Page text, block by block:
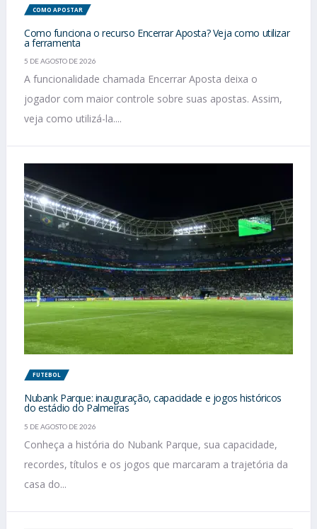
COMO APOSTAR
Como funciona o recurso Encerrar Aposta? Veja como utilizar
a ferramenta
5 DE AGOSTO DE 2026
A funcionalidade chamada Encerrar Aposta deixa o
jogador com maior controle sobre suas apostas. Assim,
veja como utilizá-la....
FUTEBOL
Nubank Parque: inauguração, capacidade e jogos históricos
do estádio do Palmeiras
5 DE AGOSTO DE 2026
Conheça a história do Nubank Parque, sua capacidade,
recordes, títulos e os jogos que marcaram a trajetória da
casa do...